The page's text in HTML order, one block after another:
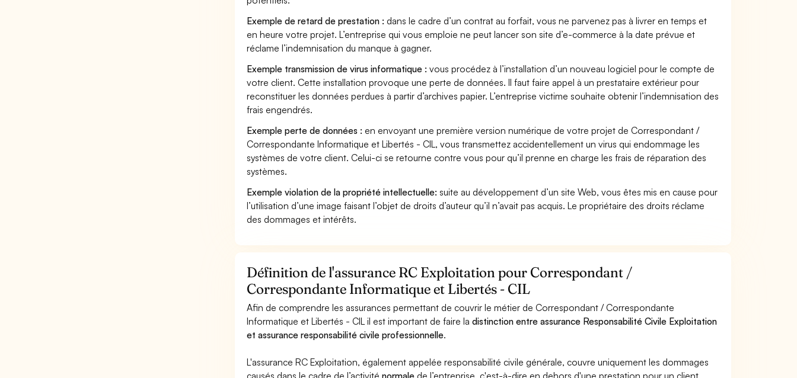
Exemple de retard de prestation : dans le cadre d’un contrat au forfait, vous ne parvenez pas à livrer en temps et
en heure votre projet. L’entreprise qui vous emploie ne peut lancer son site d’e-commerce à la date prévue et
réclame l’indemnisation du manque à gagner.
Exemple transmission de virus informatique : vous procédez à l’installation d’un nouveau logiciel pour le compte de
votre client. Cette installation provoque une perte de données. Il faut faire appel à un prestataire extérieur pour
reconstituer les données perdues à partir d’archives papier. L’entreprise victime souhaite obtenir l’indemnisation des
frais engendrés.
Exemple perte de données : en envoyant une première version numérique de votre projet de Correspondant /
Correspondante Informatique et Libertés - CIL, vous transmettez accidentellement un virus qui endommage les
systèmes de votre client. Celui-ci se retourne contre vous pour qu’il prenne en charge les frais de réparation des
systèmes.
Exemple violation de la propriété intellectuelle: suite au développement d’un site Web, vous êtes mis en cause pour
l’utilisation d’une image faisant l’objet de droits d’auteur qu’il n’avait pas acquis. Le propriétaire des droits réclame
des dommages et intérêts.
Définition de l'assurance RC Exploitation pour Correspondant /
Correspondante Informatique et Libertés - CIL
Afin de comprendre les assurances permettant de couvrir le métier de Correspondant / Correspondante
Informatique et Libertés - CIL il est important de faire ladistinction entre assurance Responsabilité Civile Exploitation
et assurance responsabilité civile professionnelle.
L'assurance RC Exploitation, également appelée responsabilité civile générale, couvre uniquement les dommages
causés dans le cadre de l’activiténormale de l’entreprise, c'est-à-dire en dehors d'une prestation pour un client.